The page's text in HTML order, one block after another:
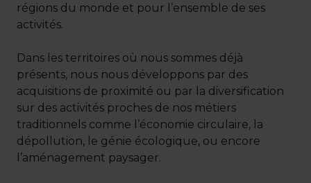
régions du monde et pour l’ensemble de ses
activités.
Dans les territoires où nous sommes déjà
présents, nous nous développons par des
acquisitions de proximité ou par la diversification
sur des activités proches de nos métiers
traditionnels comme l’économie circulaire, la
dépollution, le génie écologique, ou encore
l’aménagement paysager.